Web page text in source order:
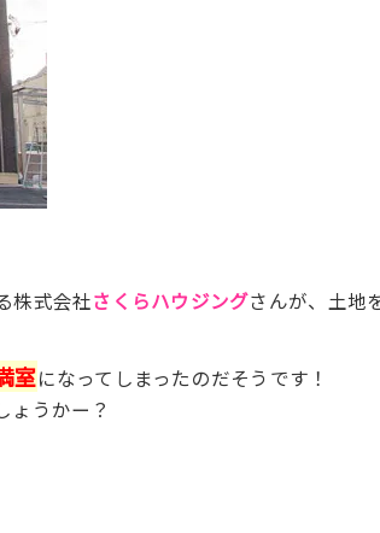
株式会社さくらハウジングさんが、土地
室になってしまったのだそうです！
ょうかー？